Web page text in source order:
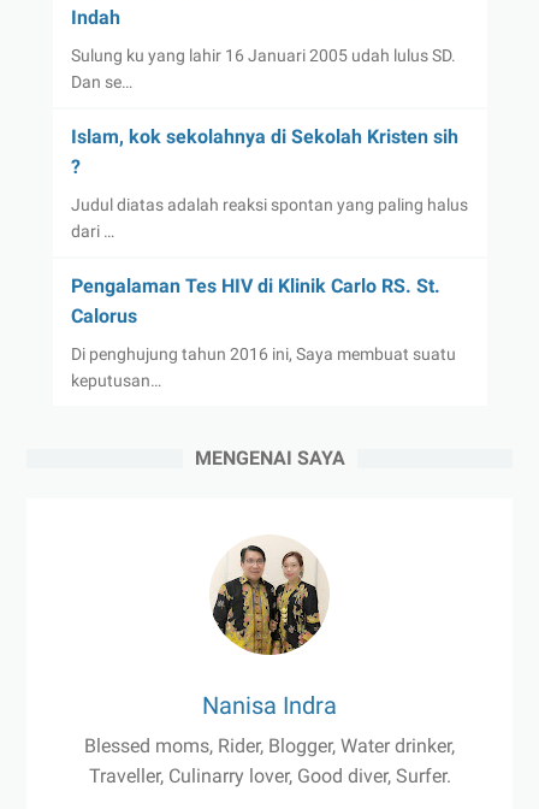
Indah
Sulung ku yang lahir 16 Januari 2005 udah lulus SD.
Dan se…
Islam, kok sekolahnya di Sekolah Kristen sih
?
Judul diatas adalah reaksi spontan yang paling halus
dari …
Pengalaman Tes HIV di Klinik Carlo RS. St.
Calorus
Di penghujung tahun 2016 ini, Saya membuat suatu
keputusan…
MENGENAI SAYA
Nanisa Indra
Blessed moms, Rider, Blogger, Water drinker,
Traveller, Culinarry lover, Good diver, Surfer.